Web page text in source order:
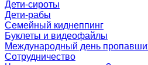
Дети-сироты
Дети-рабы
Семейный киднеппинг
Буклеты и видеофайлы
Международный день
Сотрудничество